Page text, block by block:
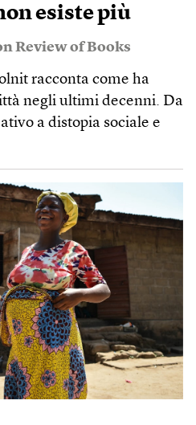
esiste più
Review of Books
racconta come ha
negli ultimi decenni. Da
a distopia sociale e